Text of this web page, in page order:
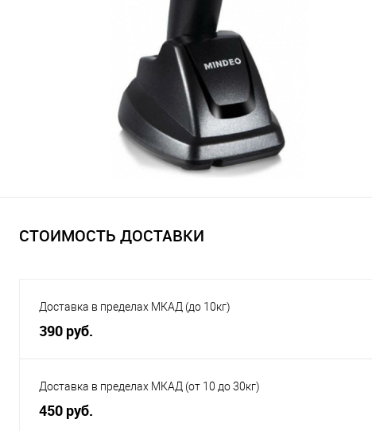
СТОИМОСТЬ ДОСТАВКИ
Доставка в пределах МКАД (до 10кг)
390 руб.
Доставка в пределах МКАД (от 10 до 30кг)
450 руб.